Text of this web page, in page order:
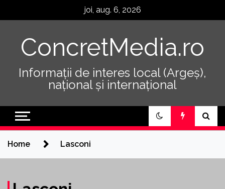
joi, aug. 6, 2026
ConcretMedia.ro
Informații de interes local (Argeș),
național și internațional
Home Lasconi